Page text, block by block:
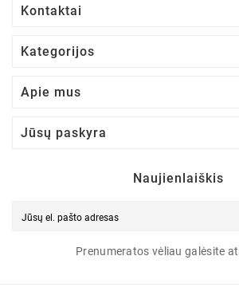
Kontaktai
Kategorijos
Apie mus
Jūsų paskyra
Naujienlaiškis
Prenumeratos vėliau galėsite